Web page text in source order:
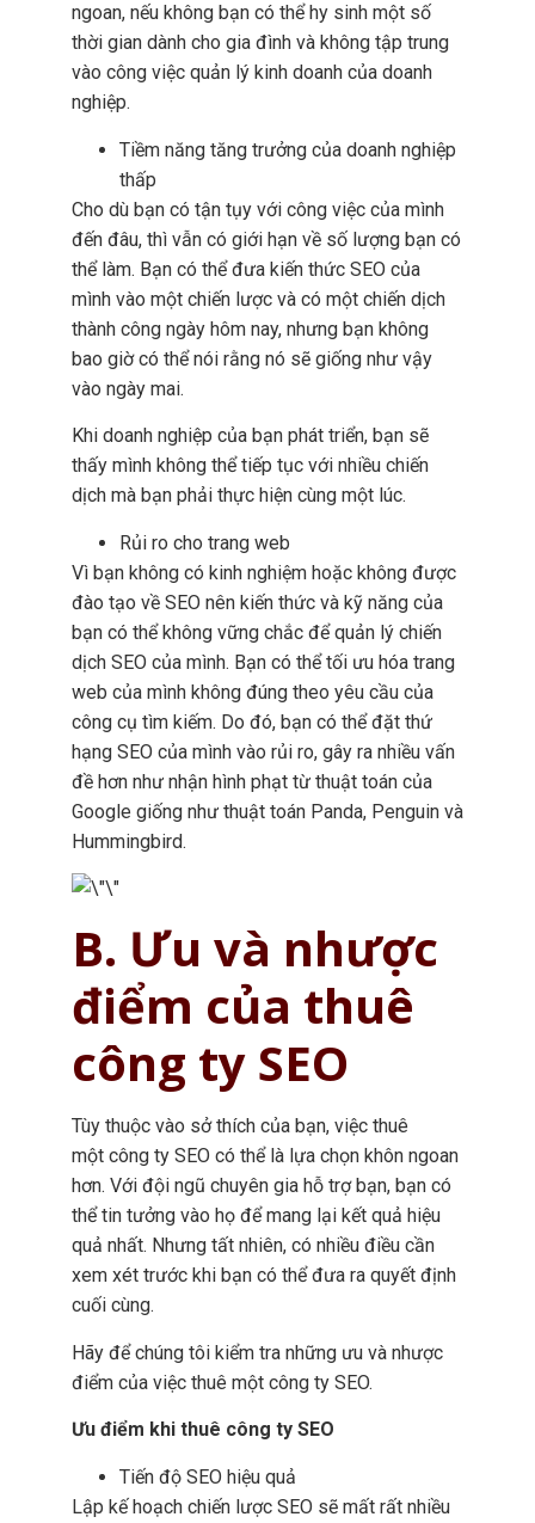
ngoan, nếu không bạn có thể hy sinh một số
thời gian dành cho gia đình và không tập trung
vào công việc quản lý kinh doanh của doanh
nghiệp.
Tiềm năng tăng trưởng của doanh nghiệp
thấp
Cho dù bạn có tận tụy với công việc của mình
đến đâu, thì vẫn có giới hạn về số lượng bạn có
thể làm. Bạn có thể đưa kiến thức SEO của
mình vào một chiến lược và có một chiến dịch
thành công ngày hôm nay, nhưng bạn không
bao giờ có thể nói rằng nó sẽ giống như vậy
vào ngày mai.
Khi doanh nghiệp của bạn phát triển, bạn sẽ
thấy mình không thể tiếp tục với nhiều chiến
dịch mà bạn phải thực hiện cùng một lúc.
Rủi ro cho trang web
Vì bạn không có kinh nghiệm hoặc không được
đào tạo về SEO nên kiến thức và kỹ năng của
bạn có thể không vững chắc để quản lý chiến
dịch SEO của mình. Bạn có thể tối ưu hóa trang
web của mình không đúng theo yêu cầu của
công cụ tìm kiếm. Do đó, bạn có thể đặt thứ
hạng SEO của mình vào rủi ro, gây ra nhiều vấn
đề hơn như nhận hình phạt từ thuật toán của
Google giống như thuật toán Panda, Penguin và
Hummingbird.
B. Ưu và nhược
điểm của thuê
công ty SEO
Tùy thuộc vào sở thích của bạn, việc thuê
một công ty SEO có thể là lựa chọn khôn ngoan
hơn. Với đội ngũ chuyên gia hỗ trợ bạn, bạn có
thể tin tưởng vào họ để mang lại kết quả hiệu
quả nhất. Nhưng tất nhiên, có nhiều điều cần
xem xét trước khi bạn có thể đưa ra quyết định
cuối cùng.
Hãy để chúng tôi kiểm tra những ưu và nhược
điểm của việc thuê một công ty SEO.
Ưu điểm khi thuê công ty SEO
Tiến độ SEO hiệu quả
Lập kế hoạch chiến lược SEO sẽ mất rất nhiều